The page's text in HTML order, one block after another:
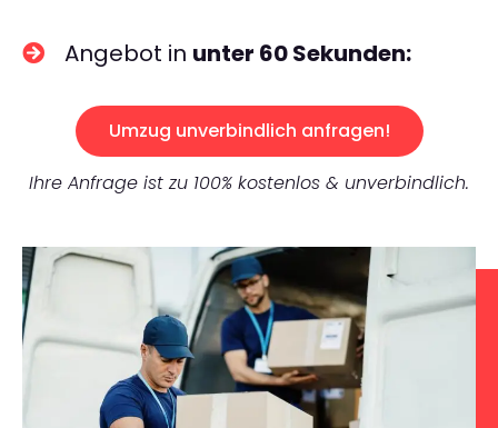
Angebot in unter 60 Sekunden:
Umzug unverbindlich anfragen!
Ihre Anfrage ist zu 100% kostenlos & unverbindlich.